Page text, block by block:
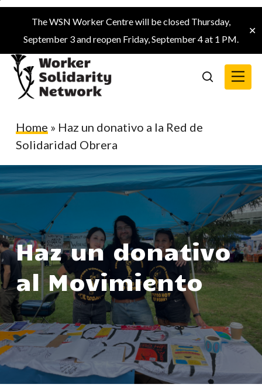
Skip
main
content
The WSN Worker Centre will be closed Thursday,
September 3 and reopen Friday, September 4 at 1 PM.
✕
search
Menu
Home » Haz un donativo a la Red de
Solidaridad Obrera
Haz un donativo
al Movimiento